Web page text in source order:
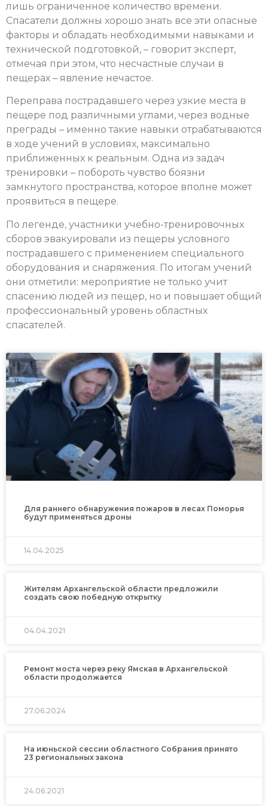
лишь ограниченное количество времени.
Спасатели должны хорошо знать все эти опасные
факторы и обладать необходимыми навыками и
технической подготовкой, – говорит эксперт,
отмечая при этом, что несчастные случаи в
пещерах – явление нечастое.
Переправа пострадавшего через узкие места в
пещере под различными углами, через водные
преграды – именно такие навыки отрабатываются
в ходе учений в условиях, максимально
приближенных к реальным. Одна из задач
тренировки – побороть чувство боязни
замкнутого пространства, которое вполне может
проявиться в пещере.
По легенде, участники учебно-тренировочных
сборов эвакуировали из пещеры условного
пострадавшего с применением специального
оборудования и снаряжения. По итогам учений
они отметили: мероприятие не только учит
спасению людей из пещер, но и повышает общий
профессиональный уровень областных
спасателей.
Для раннего обнаружения пожаров в лесах Поморья
будут применяться дроны
14.04.2025
Жителям Архангельской области предложили
создать свою победную открытку
04.04.2021
Ремонт моста через реку Ямская в Архангельской
области продолжается
27.06.2024
На июньской сессии областного Собрания принято
23 региональных закона
24.06.2021